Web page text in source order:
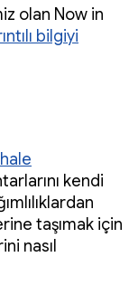
olan Now in
bilgiyi
kendi
taşımak için
nasıl